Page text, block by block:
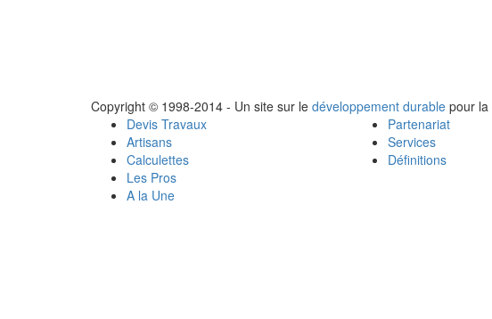
Copyright © 1998-2014 - Un site sur le développement durable pour la
Devis Travaux
Artisans
Calculettes
Les Pros
A la Une
Partenariat
Services
Définitions